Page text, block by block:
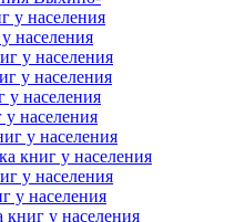
у населения
населения
у населения
у населения
у населения
населения
у населения
книг у населения
у населения
у населения
книг у населения